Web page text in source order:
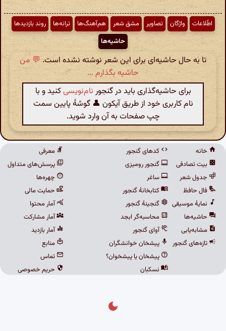
اطّلاعات واژگان تصاویر مشق شعر هم‌آهنگ‌ها ترانه‌ها
روند بازدیدها
حاشیه‌ها
تا به حال حاشیه‌ای برای این شعر نوشته نشده است. 💬 من
حاشیه بگذارم ...
برای حاشیه‌گذاری باید در گنجور نام‌نویسیکنید و با
نام کاربری خود از طریق آیکون 👤 گوشهٔ پایین سمت
چپ صفحات به آن وارد شوید.
خانه
بیت تصادفی
جدول شعر
فال حافظ
نمایهٔ موسیقی
حاشیه‌ها
مشابه‌یابی
تازه‌های گنجور
کدهای گنجور
گنجور رومیزی
ساغر
کتابخانهٔ گنجور
گنجینهٔ گنجور
محاسبه‌گر ابجد
آوای گنجور
پیشخان خوانشگران
پیشخان یا پیشخوان؟
نسکبان
معرفی
پرسش‌های متداول
چهره‌ها
حمایت مالی
آمار محتوا
آمار مشارکت
آمار بازدید
منابع
تماس
حریم خصوصی